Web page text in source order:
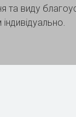
та виду